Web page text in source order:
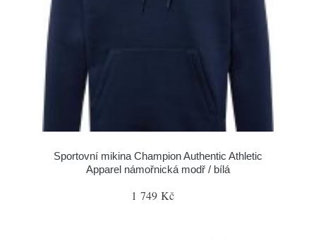
Sportovní mikina Champion Authentic Athletic
Apparel námořnická modř / bílá
1 749 Kč